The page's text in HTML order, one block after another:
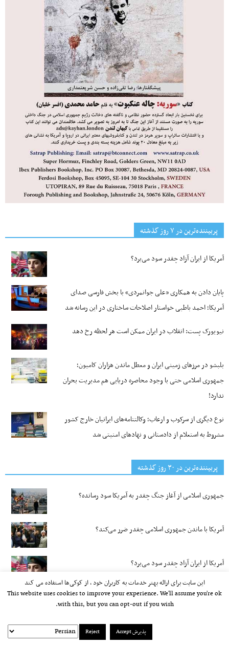
پربیننده‌ترین‌ در ۷ روز گذشته
آمریکا از ایران آزاد چقدر سود می‌برد؟
پایان دادن به همکاری «علی جوانمردی» با بخش فارسی صدای
آمریکا؛ احمد باطبی خواستار اصلاحات ساختاری در این رسانه شد
نیویورک پست: انقلاب در ایران ممکن است هر لحظه رخ دهد
بلبشو در مرزهای زمینی ایران و معطل ماندن هزاران کامیون؛
جمهوری اسلامی حتی با وجود محاصره دریایی هم مدیریت بحران
ندارد!
نوع دیگری از سرکوب و ارعاب؛ وکالتنامه‌های ایرانیان خارج کشور
مشروط به استعلام از دادستانی و نهادهای امنیتی شد
پربیننده‌ترین‌ در ۳۰ روز گذشته
جمهوری اسلامی از آغاز جنگ چقدر به آمریکا سود رسانده؟
آمریکا با ماندن جمهوری اسلامی چقدر ضرر می‌کند؟
آمریکا از ایران آزاد چقدر سود می‌برد؟
تحول گردشگری در ایران آزاد
هوش مصنوعی درباره آینده هوش مصنوعی چه می‌گوید؟
این سایت برای ارائه بهتر خدمات به کاربران خود ، از کوکی‌ها استفاده می کند
This website uses cookies to improve your experience. We'll assume you're ok
with this, but you can opt-out if you wish.
پذیرش Accept Reject